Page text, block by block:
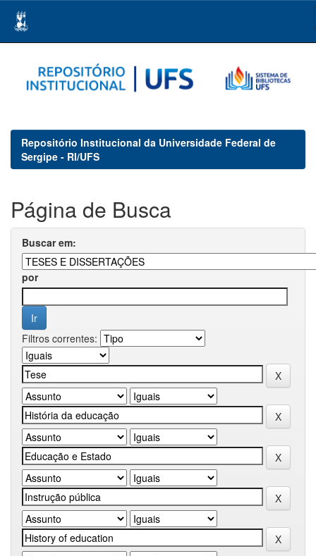
navigation
Repositório Institucional da Universidade Federal de
Sergipe - RI/UFS
Página de Busca
Buscar em:
por
Filtros correntes: